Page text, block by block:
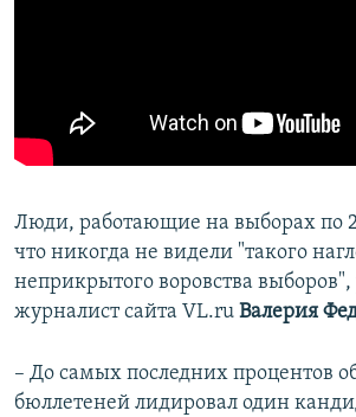
Люди, работающие на выборах по
что никогда не видели "такого
неприкрытого воровства выборов",
журналист сайта VL.ru Валерия
– До самых последних процентов
бюллетеней лидировал один